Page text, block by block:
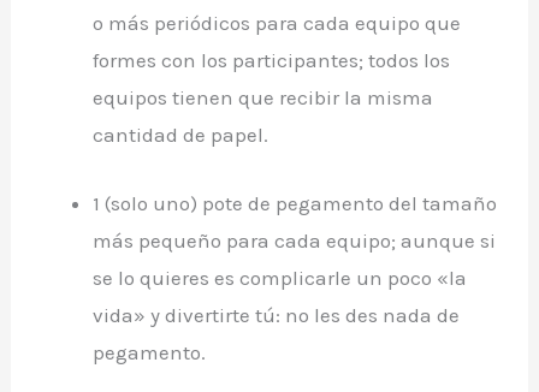
o más periódicos para cada equipo que
formes con los participantes; todos los
equipos tienen que recibir la misma
cantidad de papel.
1 (solo uno) pote de pegamento del tamaño
más pequeño para cada equipo; aunque si
se lo quieres es complicarle un poco «la
vida» y divertirte tú: no les des nada de
pegamento.